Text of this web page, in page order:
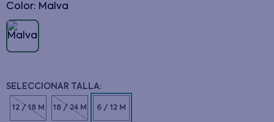
Color: malva
12 / 18 M 18 / 24 M 6 / 12 M